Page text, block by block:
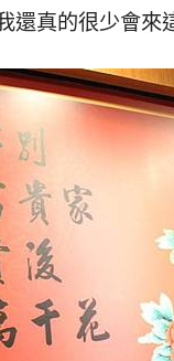
還真的很少會來